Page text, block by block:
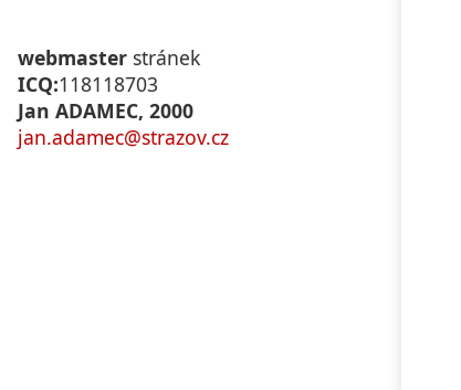
webmaster stránek
ICQ:118118703
Jan ADAMEC, 2000
jan.adamec@strazov.cz